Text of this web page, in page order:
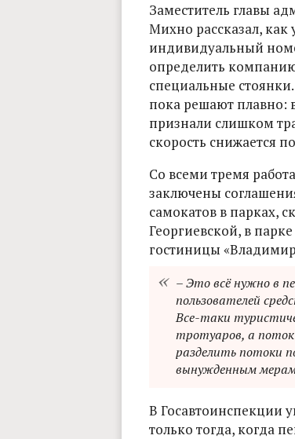
Заместитель главы
Михно рассказал,
индивидуальный
определить
специальные
пока решают плавно:
признали слишком
скорость снижается
Со всеми тремя
заключены
самокатов в парках,
Георгиевской, в
гостиницы
– Это всё нужно в
пользователей
Все-таки
тротуаров, а
разделить потоки
вынужденным
В Госавтоинспекции
только тогда, когда